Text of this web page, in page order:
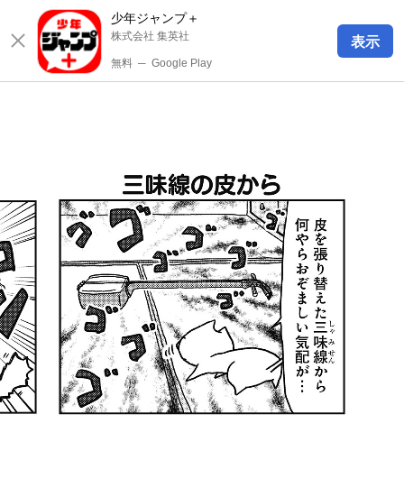
少年ジャンプ＋
株式会社 集英社
無料 ─ Google Play
表示